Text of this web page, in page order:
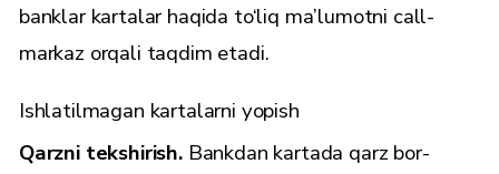
banklar kartalar haqida to‘liq ma’lumotni call-
markaz orqali taqdim etadi.
Ishlatilmagan kartalarni yopish
Qarzni tekshirish.Bankdan kartada qarz bor-